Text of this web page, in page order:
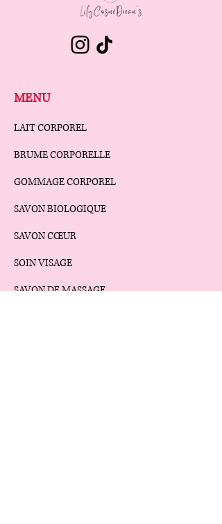
MENU
LAIT CORPOREL
BRUME CORPORELLE
GOMMAGE CORPOREL
SAVON BIOLOGIQUE
SAVON CŒUR
SOIN VISAGE
SAVON DE MASSAGE